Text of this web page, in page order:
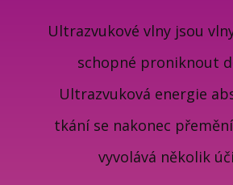
Ultrazvukové vlny jsou
schopné proniknout
Ultrazvuková energie
tkání se nakonec
vyvolává několik